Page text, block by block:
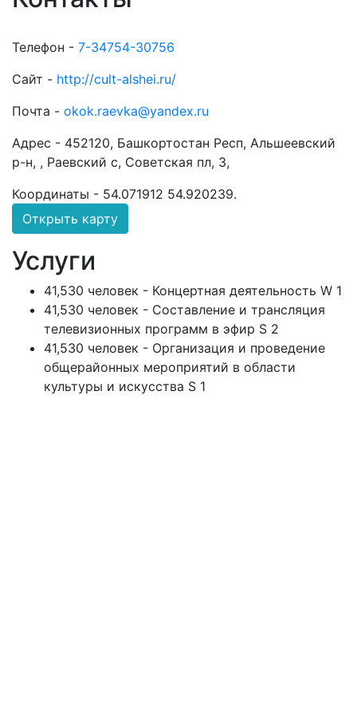
Телефон - 7-34754-30756
Сайт - http://cult-alshei.ru/
Почта - okok.raevka@yandex.ru
Адрес - 452120, Башкортостан Респ, Альшеевский
р-н, , Раевский с, Советская пл, 3,
Координаты - 54.071912 54.920239.
Открыть карту
Услуги
41,530 человек - Концертная деятельность W 1
41,530 человек - Составление и трансляция
телевизионных программ в эфир S 2
41,530 человек - Организация и проведение
общерайонных мероприятий в области
культуры и искусства S 1